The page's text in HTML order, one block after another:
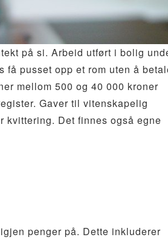
på si. Arbeid utført i bolig
få pusset opp et rom uten å
mellom 500 og 40 000 kroner
Gaver til vitenskapelig
kvittering. Det finnes også egne
penger på. Dette inkluderer